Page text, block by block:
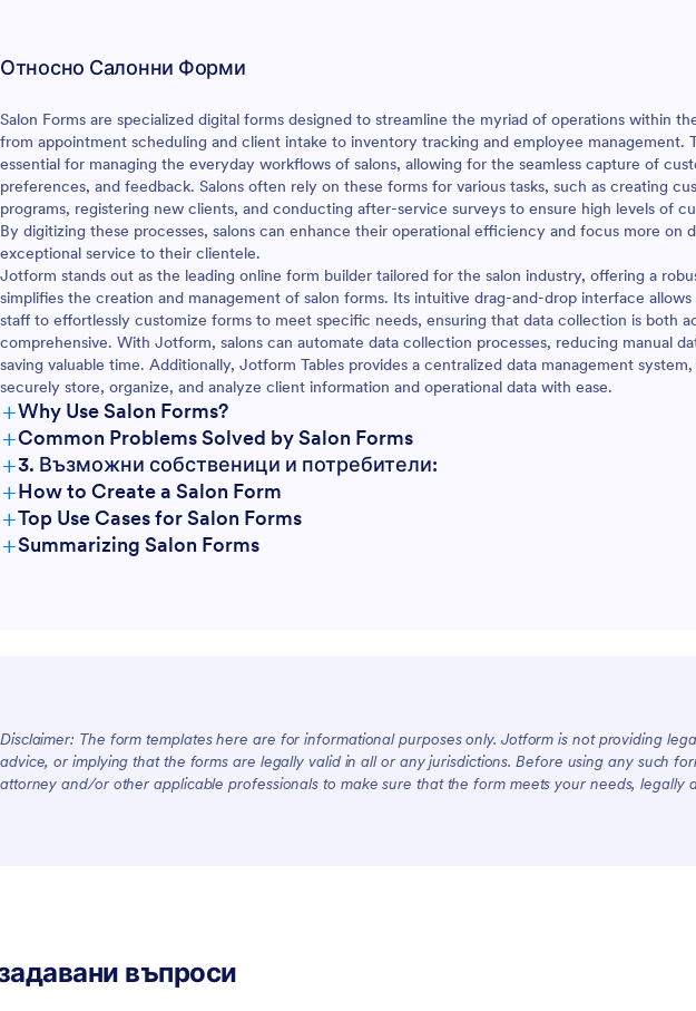
в Jotform, лесен за
- включително офлайн с
Форми, нашето
приложение.
шаблон на форма за
нокти да отговаря на вашия
лесен за използване
на форми. Просто
за да добавите
включете календар за
резервирате
услугите си и качете
си, за да покажете
вашите красиви дизайни.
автоматично да
подадени формуляри с
които вече използвате -
Календар, Google Таблици,
и други. Достигнете до по-
и продайте ноктите
безплатна форма за
се събира информация от клиента,
която е необходима, за да се завърши
услугата. Независимо дали предлагате
удължаване на мигли или друг вид
козметична услуга, използвайте
формата за консултация за удължаване
на мигли, за да съберете необходимата
информация от бъдещи клиенти. С
безплатната онлайн форма на Jotform
можете да управлявате информацията
на клиентите отвсякъде и винаги да сте
на разположение за обсъждане на
вашата услуга. Когато клиент попълни
вашата форма, той се съгласява да
прави онлайн или лично, той се
съгласява да отдели време, за да научи
повече за услугата, която предлагате.
Можете също да използвате
вашия бизнес с безплатните онлайн
форми на Jotform!
го
Относно Салонни Форми
Salon Forms are specialized digital forms designed to streamline the myriad of operations within
from appointment scheduling and client intake to inventory tracking and employee management.
essential for managing the everyday workflows of salons, allowing for the seamless capture of
preferences, and feedback. Salons often rely on these forms for various tasks, such as creating
programs, registering new clients, and conducting after-service surveys to ensure high levels of
By digitizing these processes, salons can enhance their operational efficiency and focus more on
exceptional service to their clientele.
Jotform stands out as the leading online form builder tailored for the salon industry, offering a
simplifies the creation and management of salon forms. Its intuitive drag-and-drop interface allows
staff to effortlessly customize forms to meet specific needs, ensuring that data collection is both
comprehensive. With Jotform, salons can automate data collection processes, reducing manual
saving valuable time. Additionally, Jotform Tables provides a centralized data management
securely store, organize, and analyze client information and operational data with ease.
+Why Use Salon Forms?
+Common Problems Solved by Salon Forms
+3. Възможни собственици и потребители:
+How to Create a Salon Form
+Top Use Cases for Salon Forms
For Managers
For Customers
+Summarizing Salon Forms
Disclaimer: The form templates here are for informational purposes only. Jotform is not providing
advice, or implying that the forms are legally valid in all or any jurisdictions. Before using any such
attorney and/or other applicable professionals to make sure that the form meets your needs, legally
въпроси